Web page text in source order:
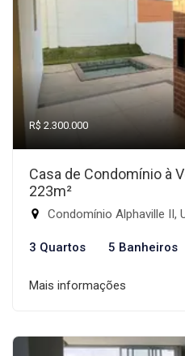
R$ 2.300.000
Casa de Condomínio à
223m²
Condomínio Alphaville II,
3 Quartos 5 Banheiros
Mais informações